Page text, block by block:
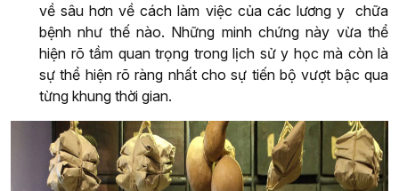
về sâu hơn về cách làm việc của các lương y chữa
bệnh như thế nào. Những minh chứng này vừa thể
hiện rõ tầm quan trọng trong lịch sử y học mà còn là
sự thể hiện rõ ràng nhất cho sự tiến bộ vượt bậc qua
từng khung thời gian.